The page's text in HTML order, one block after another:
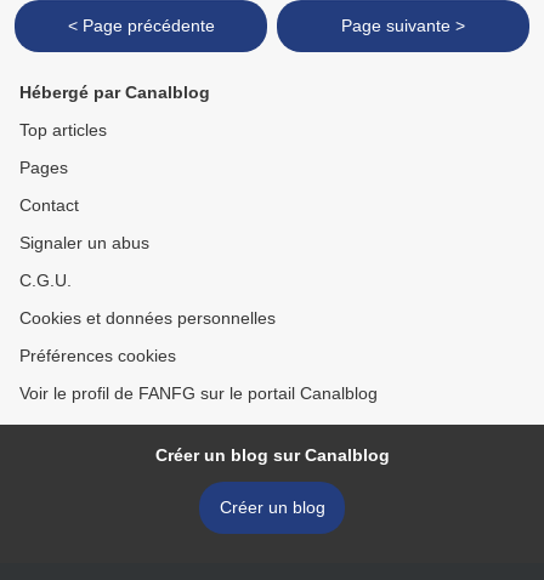
< Page précédente Page suivante >
Hébergé par Canalblog
Top articles
Pages
Contact
Signaler un abus
C.G.U.
Cookies et données personnelles
Préférences cookies
Voir le profil de FANFG sur le portail Canalblog
Créer un blog sur Canalblog
Créer un blog